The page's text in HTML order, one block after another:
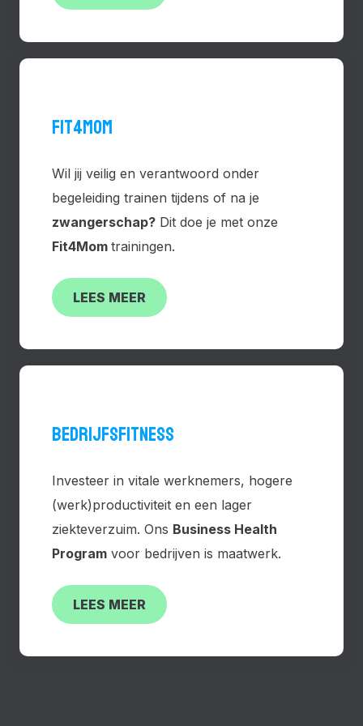
FIT4MOM
Wil jij veilig en verantwoord onder
begeleiding trainen tijdens of na je
zwangerschap? Dit doe je met onze
Fit4Mom trainingen.
LEES MEER
BEDRIJFSFITNESS
Investeer in vitale werknemers, hogere
(werk)productiviteit en een lager
ziekteverzuim. Ons Business Health
Program voor bedrijven is maatwerk.
LEES MEER